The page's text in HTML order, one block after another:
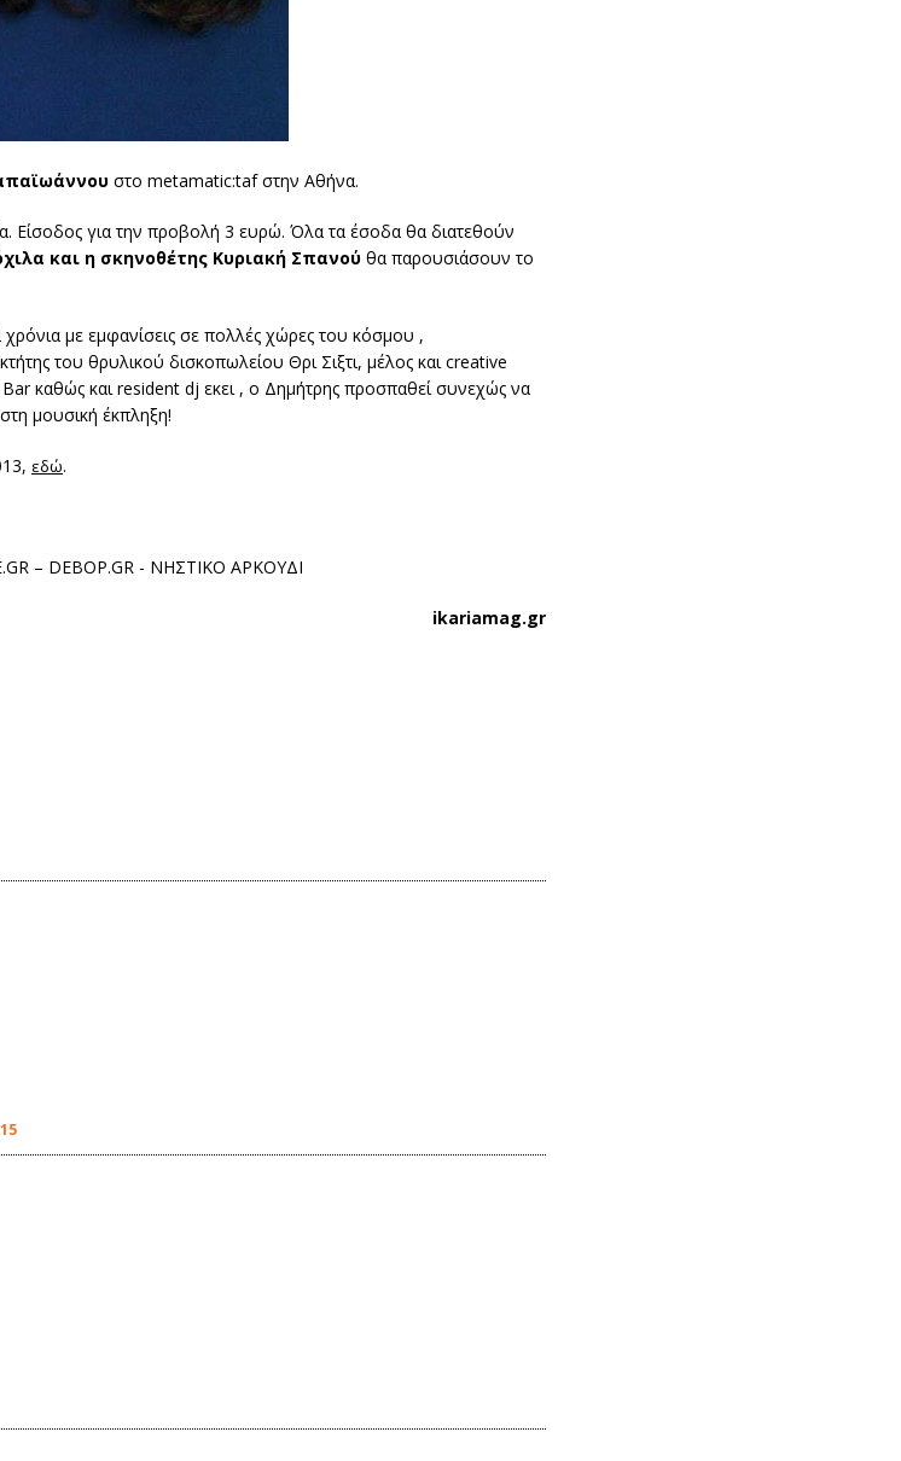
στο metamatic:taf στην Αθήνα.
Είσοδος για την προβολή 3 ευρώ. Όλα τα έσοδα θα διατεθούν
και η σκηνοθέτης Κυριακή Σπανού θα παρουσιάσουν το
χρόνια με εμφανίσεις σε πολλές χώρες του κόσμου ,
του θρυλικού δισκοπωλείου Θρι Σιξτι, μέλος και creative
καθώς και resident dj εκει , ο Δημήτρης προσπαθεί συνεχώς να
μουσική έκπληξη!
εδώ.
– DEBOP.GR - ΝΗΣΤΙΚΟ ΑΡΚΟΥΔΙ
ikariamag.gr